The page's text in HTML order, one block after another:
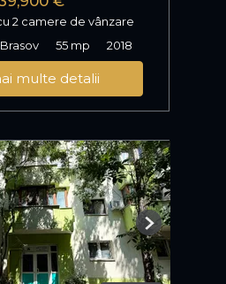
2 camere de vânzare
55 mp 2018
multe detalii
Next